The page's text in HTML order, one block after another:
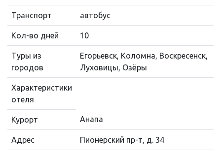
Транспорт автобус
Кол-во дней 10
Туры из
городов
Егорьевск, Коломна, Воскресенск,
Луховицы, Озёры
Характеристики
отеля
Курорт Анапа
Адрес Пионерский пр-т, д. 34